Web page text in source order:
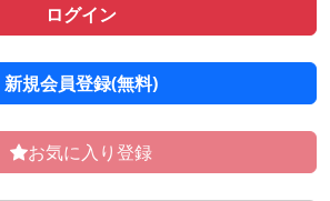
ログイン
新規会員登録(無料)
お気に入り登録